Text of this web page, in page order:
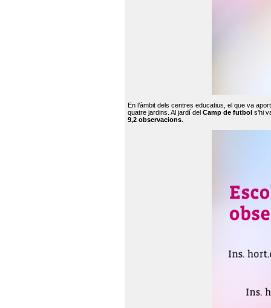
En l’àmbit dels centres educatius, el que va
quatre jardins. Al jardí del Camp de futbol s’hi
9,2 observacions